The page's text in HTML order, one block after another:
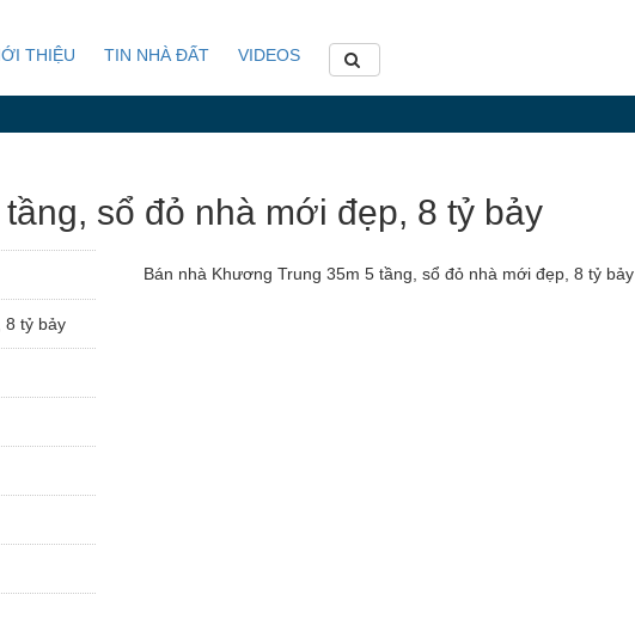
THIỆU TIN NHÀ ĐẤT VIDEOS
sổ đỏ nhà mới đẹp, 8 tỷ bảy
8 tỷ bảy
Bán nhà Khương Trung 35m 5 tầng, sổ đỏ nhà mới đẹp, 8 tỷ bảy